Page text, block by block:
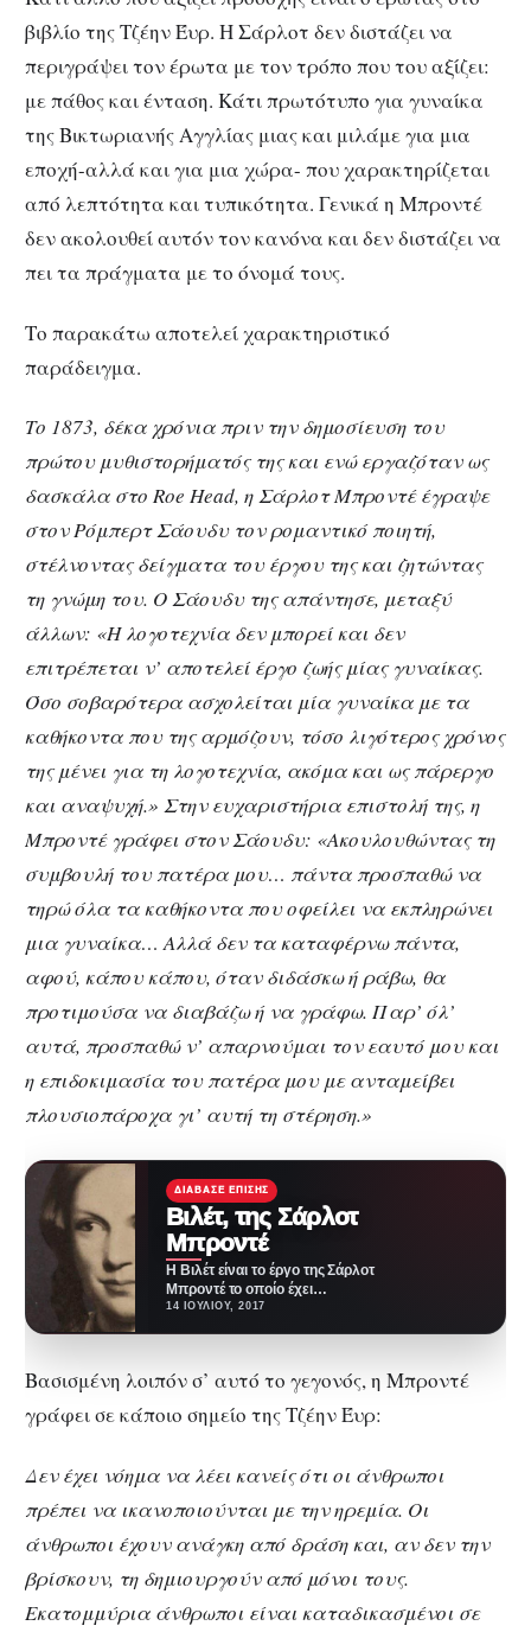
βιβλίο της Τζέην Έυρ. Η Σάρλοτ δεν διστάζει να
περιγράψει τον έρωτα με τον τρόπο που του αξίζει:
με πάθος και ένταση. Κάτι πρωτότυπο για γυναίκα
της Βικτωριανής Αγγλίας μιας και μιλάμε για μια
εποχή-αλλά και για μια χώρα- που χαρακτηρίζεται
από λεπτότητα και τυπικότητα. Γενικά η Μπροντέ
δεν ακολουθεί αυτόν τον κανόνα και δεν διστάζει να
πει τα πράγματα με το όνομά τους.
Το παρακάτω αποτελεί χαρακτηριστικό
παράδειγμα.
Το 1873, δέκα χρόνια πριν την δημοσίευση του
πρώτου μυθιστορήματός της και ενώ εργαζόταν ως
δασκάλα στο Roe Head, η Σάρλοτ Μπροντέ έγραψε
στον Ρόμπερτ Σάουδυ τον ρομαντικό ποιητή,
στέλνοντας δείγματα του έργου της και ζητώντας
τη γνώμη του. Ο Σάουδυ της απάντησε, μεταξύ
άλλων: «Η λογοτεχνία δεν μπορεί και δεν
επιτρέπεται ν’ αποτελεί έργο ζωής μίας γυναίκας.
Όσο σοβαρότερα ασχολείται μία γυναίκα με τα
καθήκοντα που της αρμόζουν, τόσο λιγότερος χρόνος
της μένει για τη λογοτεχνία, ακόμα και ως πάρεργο
και αναψυχή.» Στην ευχαριστήρια επιστολή της, η
Μπροντέ γράφει στον Σάουδυ: «Ακουλουθώντας τη
συμβουλή του πατέρα μου… πάντα προσπαθώ να
τηρώ όλα τα καθήκοντα που οφείλει να εκπληρώνει
μια γυναίκα… Αλλά δεν τα καταφέρνω πάντα,
αφού, κάπου κάπου, όταν διδάσκω ή ράβω, θα
προτιμούσα να διαβάζω ή να γράφω. Παρ’ όλ’
αυτά, προσπαθώ ν’ απαρνούμαι τον εαυτό μου και
η επιδοκιμασία του πατέρα μου με ανταμείβει
πλουσιοπάροχα γι’ αυτή τη στέρηση.»
ΔΙΆΒΑΣΕ ΕΠΊΣΗΣ
Βιλέτ, της Σάρλοτ
Μπροντέ
Η Βιλέτ είναι το έργο της Σάρλοτ
Μπροντέ το οποίο έχει
χαρακτηριστεί ως το ωριμότερο
14 ΙΟΥΛΊΟΥ, 2017
Βασισμένη λοιπόν σ’ αυτό το γεγονός, η Μπροντέ
γράφει σε κάποιο σημείο της Τζέην Έυρ:
Δεν έχει νόημα να λέει κανείς ότι οι άνθρωποι
πρέπει να ικανοποιούνται με την ηρεμία. Οι
άνθρωποι έχουν ανάγκη από δράση και, αν δεν την
βρίσκουν, τη δημιουργούν από μόνοι τους.
Εκατομμύρια άνθρωποι είναι καταδικασμένοι σε